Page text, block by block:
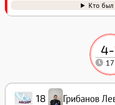
4-
18 Грибанов
Кто был